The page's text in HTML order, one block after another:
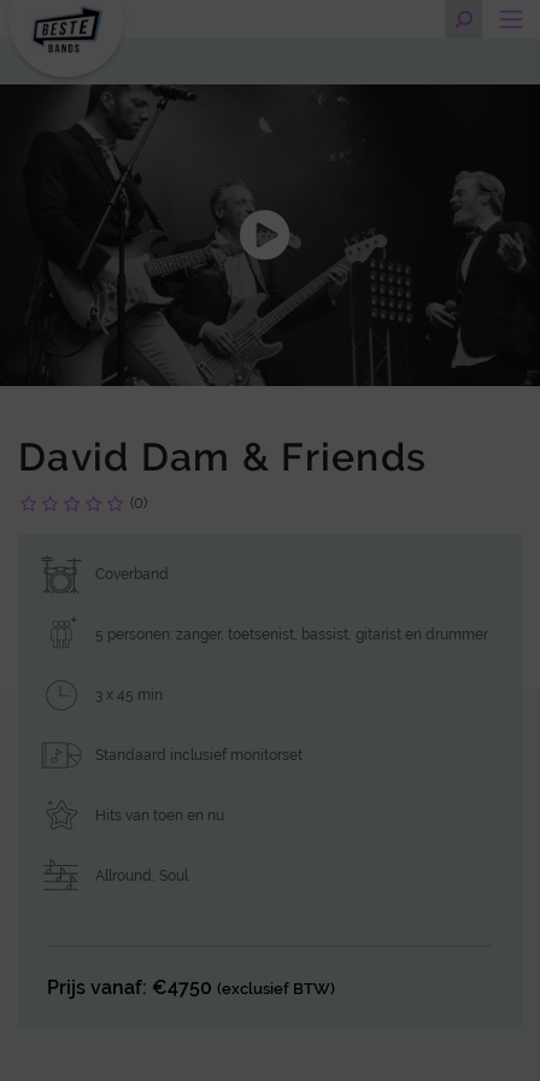
David Dam & Friends
(0)
Coverband
5 personen: zanger, toetsenist, bassist, gitarist en drummer
3 x 45 min
Standaard inclusief monitorset
Hits van toen en nu
Allround , Soul
Prijs vanaf: €4750 (exclusief BTW)